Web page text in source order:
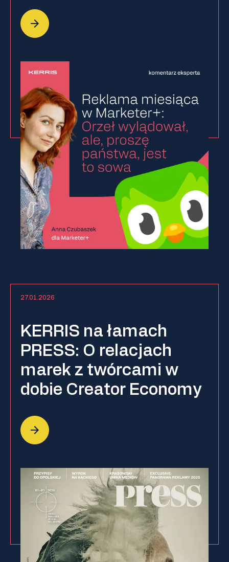
27.01.2026
KERRIS na łamach
PRESS: O relacjach
marek z twórcami w
dobie Creator Economy